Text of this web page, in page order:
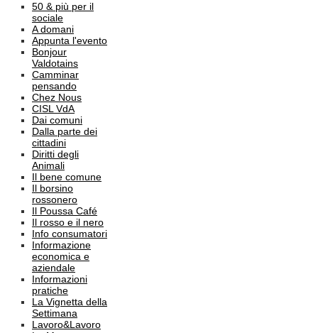
50 & più per il
sociale
A domani
Appunta l'evento
Bonjour
Valdotains
Camminar
pensando
Chez Nous
CISL VdA
Dai comuni
Dalla parte dei
cittadini
Diritti degli
Animali
Il bene comune
Il borsino
rossonero
Il Poussa Café
Il rosso e il nero
Info consumatori
Informazione
economica e
aziendale
Informazioni
pratiche
La Vignetta della
Settimana
Lavoro&Lavoro